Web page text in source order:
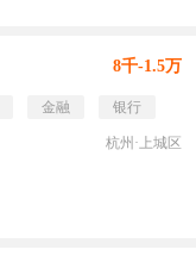
8千-1.5万
金融 银行
杭州·上城区